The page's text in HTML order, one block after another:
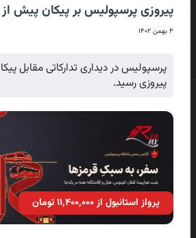
پیروزی پرسپولیس بر پیکان پیش از
۴ بهمن ۱۴۰۲
پرسپولیس در دیداری تدارکاتی مقابل
پیروزی رسید.
پرواز استانبول از ۱۱٬۴۰۰٬۰۰۰ تومان